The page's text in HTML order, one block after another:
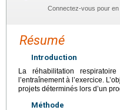
Connectez-vous pour en
Résumé
Introduction
La réhabilitation
l’entraînement à l’exercice.
projets déterminés lors d’un
Méthode